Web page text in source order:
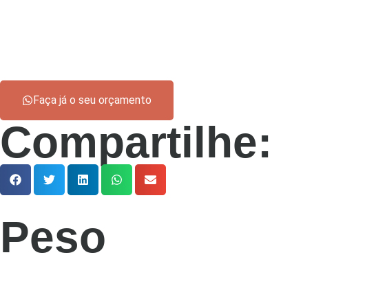
Faça já o seu orçamento
Compartilhe:
Peso